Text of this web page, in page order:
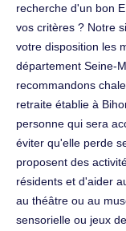
recherche d'un bon
vos critères ? Notre
votre disposition les
département Seine-
recommandons
retraite établie à
personne qui sera
éviter qu'elle perde
proposent des
résidents et d'aider
au théâtre ou au
sensorielle ou jeux